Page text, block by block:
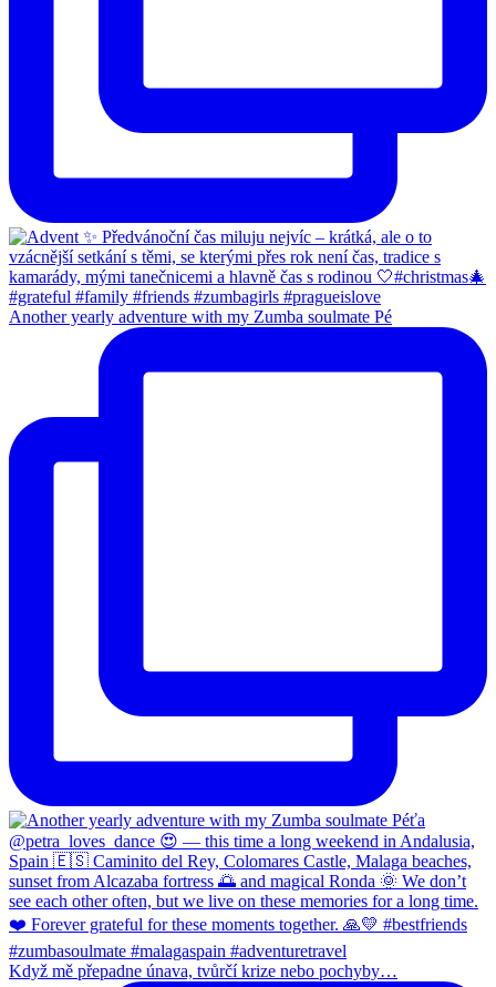
Another yearly adventure with my Zumba soulmate Pé
Když mě přepadne únava, tvůrčí krize nebo pochyby…